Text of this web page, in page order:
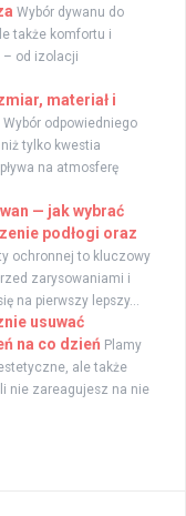
Wybór dywanu do
także komfortu i
– od izolacji
materiał i
Wybór odpowiedniego
tylko kwestia
na atmosferę
— jak wybrać
podłogi oraz
ochronnej to kluczowy
zarysowaniami i
na pierwszy lepszy...
usuwać
na co dzień Plamy
ale także
nie zareagujesz na nie